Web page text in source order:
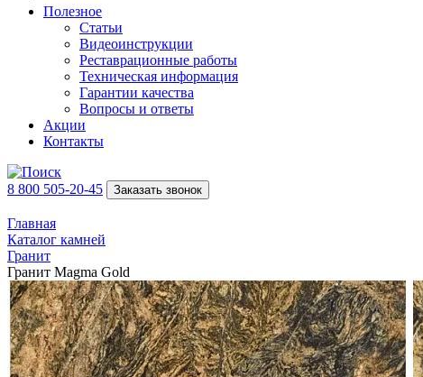
Полезное
Статьи
Видеоинструкции
Реставрационные работы
Техническая информация
Гарантии качества
Вопросы и ответы
Акции
Контакты
8 800 505-20-45 Заказать звонок
Главная
Каталог камней
Гранит
Гранит Magma Gold